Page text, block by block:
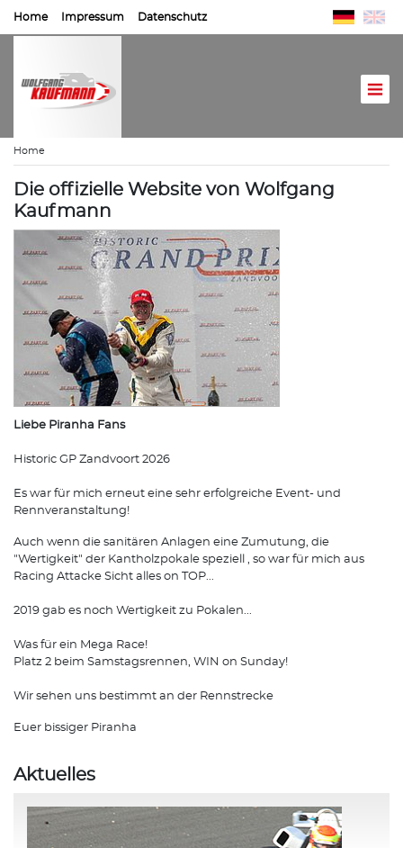
Home Impressum Datenschutz
Home
Die offizielle Website von Wolfgang
Kaufmann
Liebe Piranha Fans
Historic GP Zandvoort 2026
Es war für mich erneut eine sehr erfolgreiche Event- und
Rennveranstaltung!
Auch wenn die sanitären Anlagen eine Zumutung, die
"Wertigkeit" der Kantholzpokale speziell , so war für mich aus
Racing Attacke Sicht alles on TOP...
2019 gab es noch Wertigkeit zu Pokalen...
Was für ein Mega Race!
Platz 2 beim Samstagsrennen, WIN on Sunday!
Wir sehen uns bestimmt an der Rennstrecke
Euer bissiger Piranha
Aktuelles